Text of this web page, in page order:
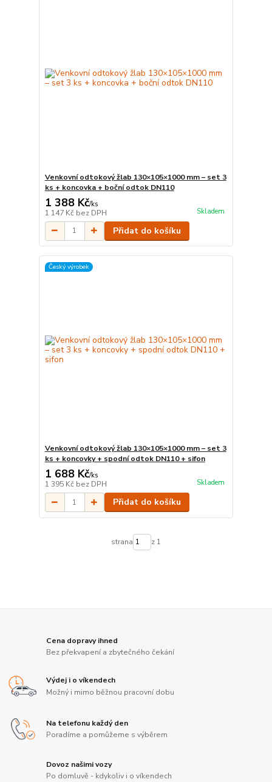
Venkovní odtokový žlab 130×105×1000 mm – set 3
ks + koncovka + boční odtok DN110
1 388 Kč/ks
1 147 Kč bez DPH Skladem
Přidat do košíku
Český výrobek
Venkovní odtokový žlab 130×105×1000 mm – set 3
ks + koncovky + spodní odtok DN110 + sifon
1 688 Kč/ks
1 395 Kč bez DPH Skladem
Přidat do košíku
strana z 1
Cena dopravy ihned
Bez překvapení a zbytečného čekání
Výdej i o víkendech
Možný i mimo běžnou pracovní dobu
Na telefonu každý den
Poradíme a pomůžeme s výběrem
Dovoz našimi vozy
Po domluvě - kdykoliv i o víkendech